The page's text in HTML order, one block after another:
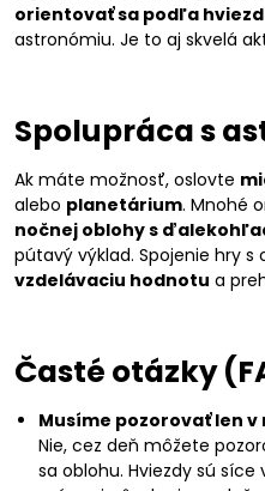
orientovať sa podľa hviezd
astronómiu. Je to aj skvelá
Spolupráca s
Ak máte možnosť, oslovte
alebo planetárium. Mnohé
nočnej oblohy s
pútavý výklad. Spojenie hry
vzdelávaciu hodnotu a
Časté otázky
Musíme pozorovať len v
Nie, cez deň môžete
sa oblohu. Hviezdy sú